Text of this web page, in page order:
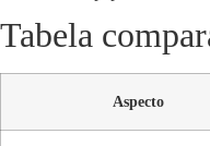
Tabela
Aspecto